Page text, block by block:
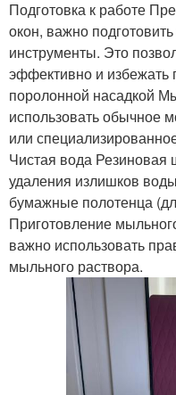
Подготовка к работе
окон, важно
инструменты. Это
эффективно и
поролонной насадкой
использовать обычное
или
Чистая вода Резиновая
удаления излишков
бумажные полотенца
Приготовление
важно использовать
мыльного раствора.